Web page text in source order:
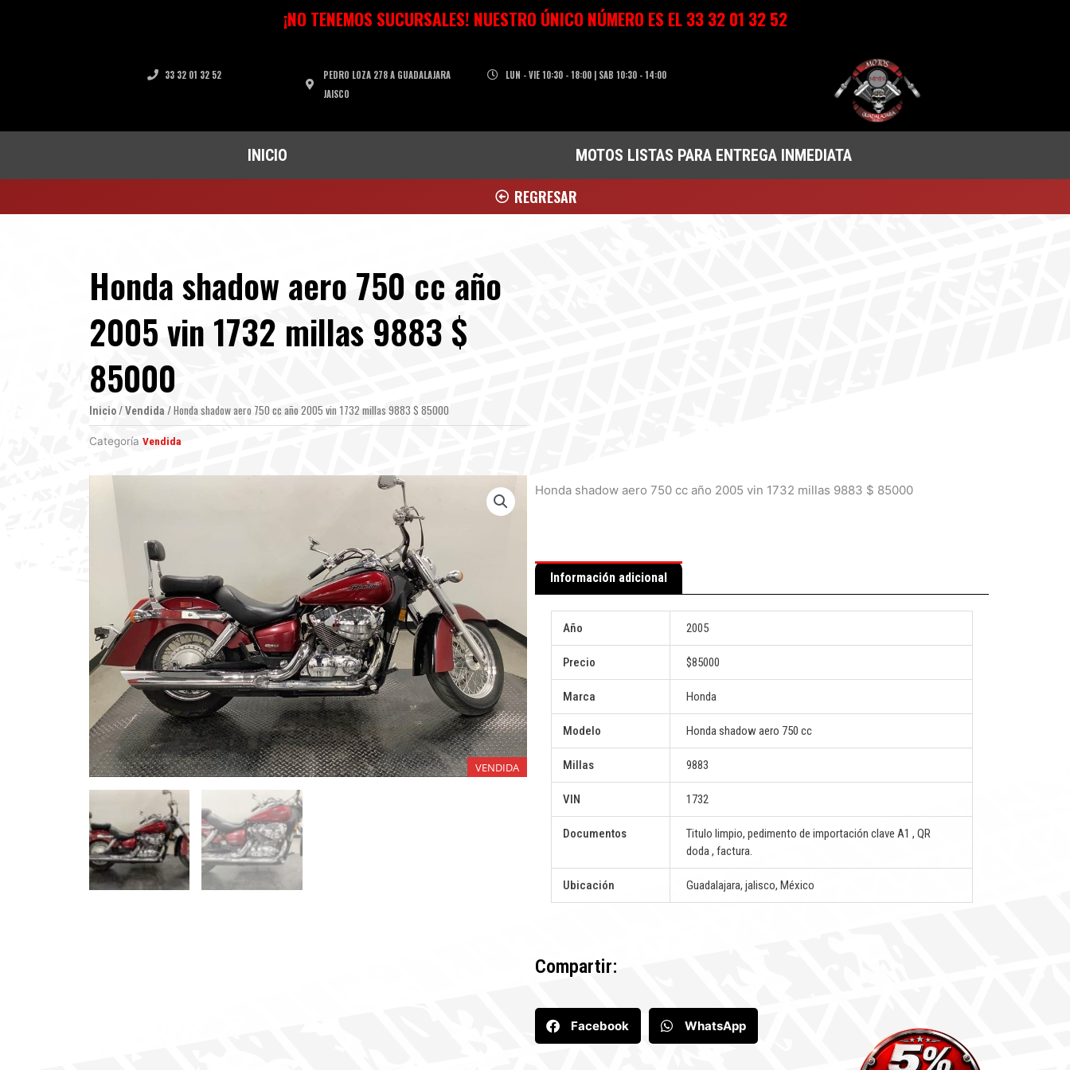
¡NO TENEMOS SUCURSALES! NUESTRO ÚNICO NÚMERO ES EL 33 32 01 32 52
33 32 01 32 52
PEDRO LOZA 278 A GUADALAJARA
JAISCO
LUN - VIE 10:30 - 18:00 | SAB 10:30 - 14:00
INICIO MOTOS LISTAS PARA ENTREGA INMEDIATA
REGRESAR
Honda shadow aero 750 cc año
2005 vin 1732 millas 9883 $
85000
Inicio/Vendida / Honda shadow aero 750 cc año 2005 vin 1732 millas 9883 $ 85000
Categoría Vendida
VENDIDA
Honda shadow aero 750 cc año 2005 vin 1732 millas 9883 $ 85000
Información adicional
Año 2005
Precio $85000
Marca Honda
Modelo Honda shadow aero 750 cc
Millas 9883
VIN 1732
Documentos
Titulo limpio, pedimento de importación clave A1 , QR
doda , factura.
Ubicación Guadalajara, jalisco, México
Compartir:
Facebook WhatsApp